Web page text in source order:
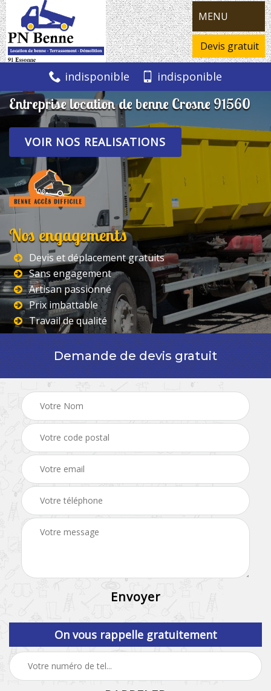
MENU
Devis gratuit
indisponible indisponible
Entreprise location de benne Crosne 91560
VOIR NOS REALISATIONS
Nos engagements
Devis et déplacement gratuits
Sans engagement
Artisan passionné
Prix imbattable
Travail de qualité
Demande de devis gratuit
On vous rappelle gratuitement